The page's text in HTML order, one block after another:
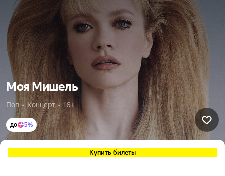
Моя Мишель
Поп  •  Концерт  •  16+
до 5%
Купить билеты